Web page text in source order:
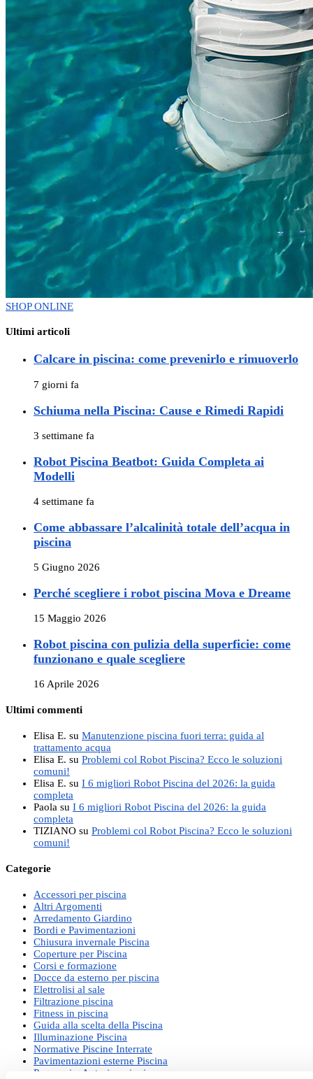
SHOP ONLINE
Ultimi articoli
Calcare in piscina: come prevenirlo e rimuoverlo
7 giorni fa
Schiuma nella Piscina: Cause e Rimedi Rapidi
3 settimane fa
Robot Piscina Beatbot: Guida Completa ai
Modelli
4 settimane fa
Come abbassare l’alcalinità totale dell’acqua in
piscina
5 Giugno 2026
Perché scegliere i robot piscina Mova e Dreame
15 Maggio 2026
Robot piscina con pulizia della superficie: come
funzionano e quale scegliere
16 Aprile 2026
Ultimi commenti
Elisa E. su Manutenzione piscina fuori terra: guida al
trattamento acqua
Elisa E. su Problemi col Robot Piscina? Ecco le soluzioni
comuni!
Elisa E. su I 6 migliori Robot Piscina del 2026: la guida
completa
Paola su I 6 migliori Robot Piscina del 2026: la guida
completa
TIZIANO su Problemi col Robot Piscina? Ecco le soluzioni
comuni!
Categorie
Accessori per piscina
Altri Argomenti
Arredamento Giardino
Bordi e Pavimentazioni
Chiusura invernale Piscina
Coperture per Piscina
Corsi e formazione
Docce da esterno per piscina
Elettrolisi al sale
Filtrazione piscina
Fitness in piscina
Guida alla scelta della Piscina
Illuminazione Piscina
Normative Piscine Interrate
Pavimentazioni esterne Piscina
Permessi e Autorizzazioni